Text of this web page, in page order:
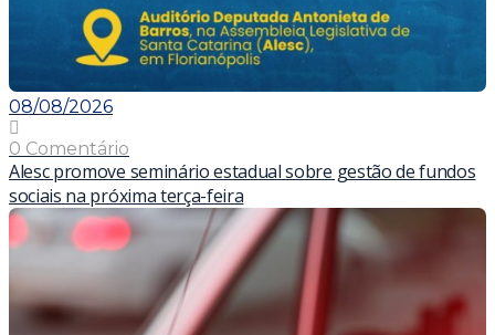
08/08/2026
0 Comentário
Alesc promove seminário estadual sobre gestão de fundos
sociais na próxima terça-feira